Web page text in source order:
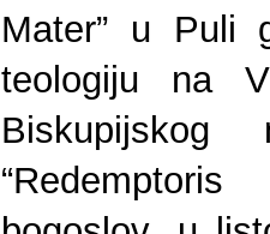
Mater” u Puli
teologiju na
Biskupijskog